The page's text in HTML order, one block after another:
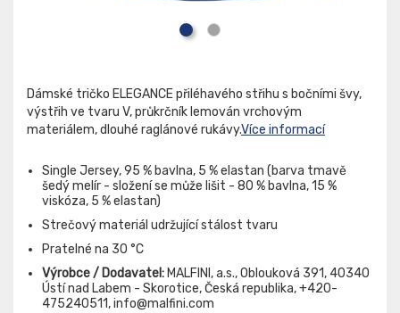
Dámské tričko ELEGANCE přiléhavého střihu s bočními švy,
výstřih ve tvaru V, průkrčník lemován vrchovým
materiálem, dlouhé raglánové rukávy.Více informací
Single Jersey, 95 % bavlna, 5 % elastan (barva tmavě
šedý melír - složení se může lišit - 80 % bavlna, 15 %
viskóza, 5 % elastan)
Strečový materiál udržující stálost tvaru
Pratelné na 30 °C
Výrobce / Dodavatel: MALFINI, a.s., Oblouková 391, 40340
Ústí nad Labem - Skorotice, Česká republika, +420-
475240511, info@malfini.com